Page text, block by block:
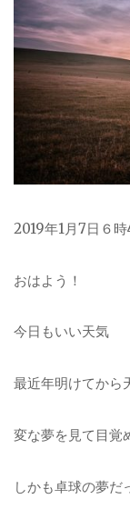
2019年1月7日６
おはよう！
今日もいい天気
最近年明けてから
変な夢を見て目覚
しかも卓球の夢だ